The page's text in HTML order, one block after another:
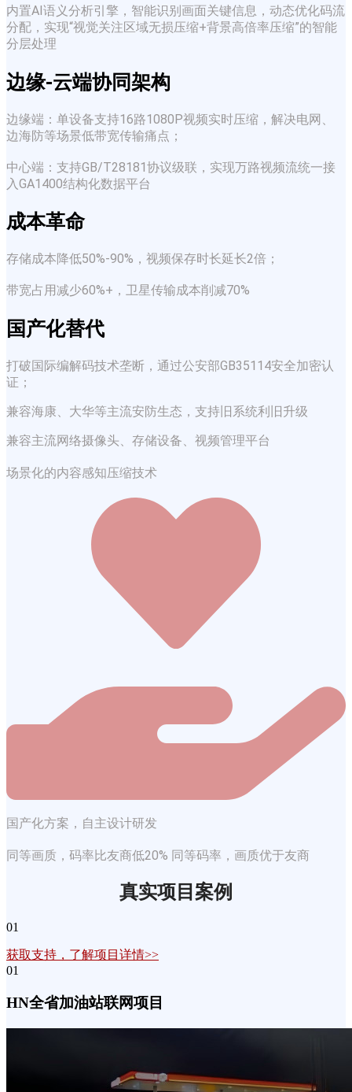
内置​​AI语义分析引擎​​，智能识别画面关键信息，动态优化码流
分配，实现“视觉关注区域无损压缩+背景高倍率压缩”的智能
分层处理
​​边缘-云端协同架构
边缘端​​：单设备支持16路1080P视频实时压缩，解决电网、
边海防等场景低带宽传输痛点；
​​中心端​​：支持GB/T28181协议级联，实现万路视频流统一接
入GA1400结构化数据平台
​​成本革命
存储成本降低50%-90%，视频保存时长延长2倍；
带宽占用减少60%+，卫星传输成本削减70%
国产化替代
打破国际编解码技术垄断，通过公安部GB35114安全加密认
证；
兼容海康、大华等主流安防生态，支持旧系统利旧升级
兼容主流网络摄像头、存储设备、视频管理平台
场景化的内容感知压缩技术
国产化方案，自主设计研发
同等画质，码率比友商低20% 同等码率，画质优于友商
真实项目案例
01
获取支持，了解项目详情>>
01
HN全省加油站联网项目